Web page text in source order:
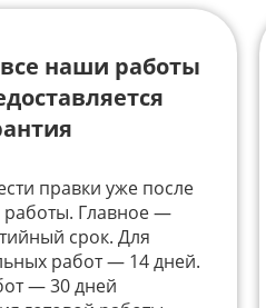
наши работы
правки уже после
работы. Главное —
срок. Для
работ — 14 дней.
— 30 дней